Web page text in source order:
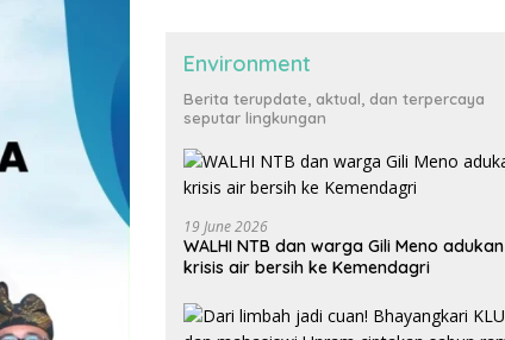
Environment
Berita terupdate, aktual, dan terpercaya
seputar lingkungan
19 June 2026
WALHI NTB dan warga Gili Meno adukan
krisis air bersih ke Kemendagri